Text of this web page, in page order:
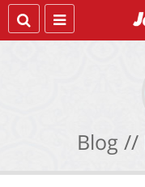
Blog //